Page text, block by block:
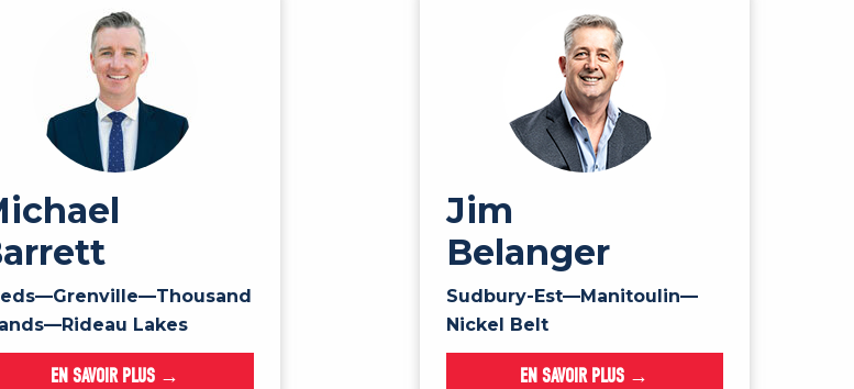
Lakes
EN SAVOIR PLUS →
Jim
Belanger
Sudbury-Est—Manitoulin—
Nickel Belt
EN SAVOIR PLUS →